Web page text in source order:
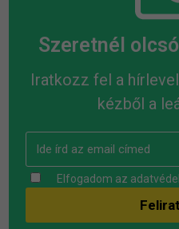
Szeretnél
Iratkozz fel a
kézből a
Elfogadom az